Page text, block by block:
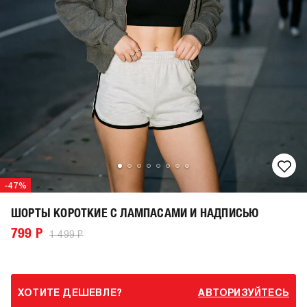
-47%
ШОРТЫ КОРОТКИЕ С ЛАМПАСАМИ И НАДПИСЬЮ
799 Р 1 499 Р
ХОТИТЕ ДЕШЕВЛЕ? АВТОРИЗУЙТЕСЬ